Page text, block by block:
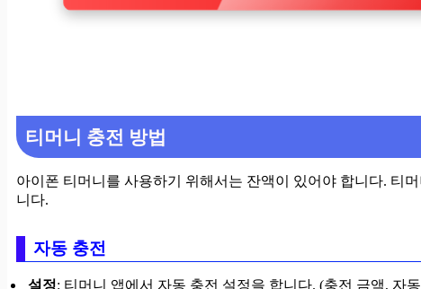
티머니 충전 방법
아이폰 티머니를 사용하기 위해서는 잔액이 있어야 합니다. 티
니다.
자동 충전
설정: 티머니 앱에서 자동 충전 설정을 합니다. (충전 금액, 자